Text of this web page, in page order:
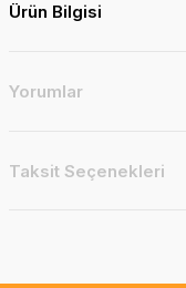
Ürün Bilgisi
Yorumlar
Taksit Seçenekleri